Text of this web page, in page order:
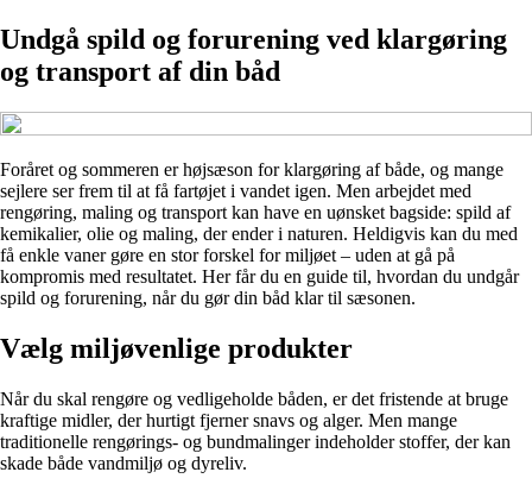
Undgå spild og forurening ved klargøring
og transport af din båd
Foråret og sommeren er højsæson for klargøring af både, og mange
sejlere ser frem til at få fartøjet i vandet igen. Men arbejdet med
rengøring, maling og transport kan have en uønsket bagside: spild af
kemikalier, olie og maling, der ender i naturen. Heldigvis kan du med
få enkle vaner gøre en stor forskel for miljøet – uden at gå på
kompromis med resultatet. Her får du en guide til, hvordan du undgår
spild og forurening, når du gør din båd klar til sæsonen.
Vælg miljøvenlige produkter
Når du skal rengøre og vedligeholde båden, er det fristende at bruge
kraftige midler, der hurtigt fjerner snavs og alger. Men mange
traditionelle rengørings- og bundmalinger indeholder stoffer, der kan
skade både vandmiljø og dyreliv.